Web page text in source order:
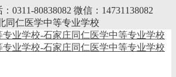
0311-80838082 微信：14731138082
同仁医学中等专业学校